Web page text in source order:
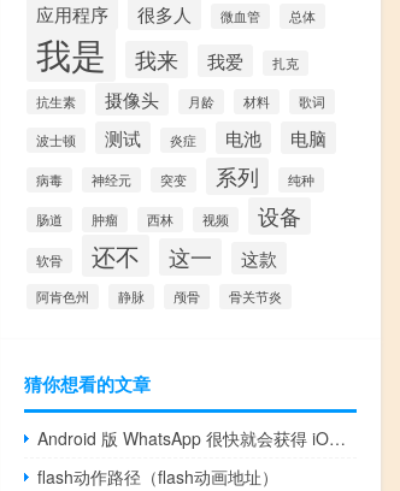
应用程序
很多人 微血管 总体
我是 我来 我爱 扎克
抗生素 摄像头 月龄 材料 歌词
波士顿 测试 炎症 电池 电脑
病毒 神经元 突变 系列 纯种
肠道 肿瘤 西林 视频 设备
软骨 还不 这一 这款
阿肯色州 静脉 颅骨 骨关节炎
猜你想看的文章
Android 版 WhatsApp 很快就会获得 iOS 独有的功能
flash动作路径（flash动画地址）